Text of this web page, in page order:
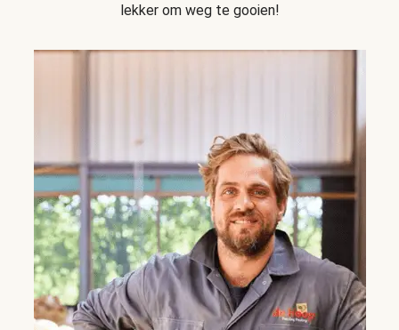
lekker om weg te gooien!